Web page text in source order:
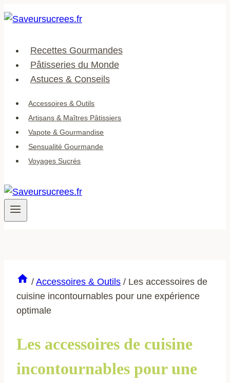
Aller
au
Recettes Gourmandes
Pâtisseries du Monde
Astuces & Conseils
Accessoires & Outils
Artisans & Maîtres Pâtissiers
Vapote & Gourmandise
Sensualité Gourmande
Voyages Sucrés
/ Accessoires & Outils / Les accessoires de
cuisine incontournables pour une expérience
optimale
Les accessoires de cuisine
incontournables pour une